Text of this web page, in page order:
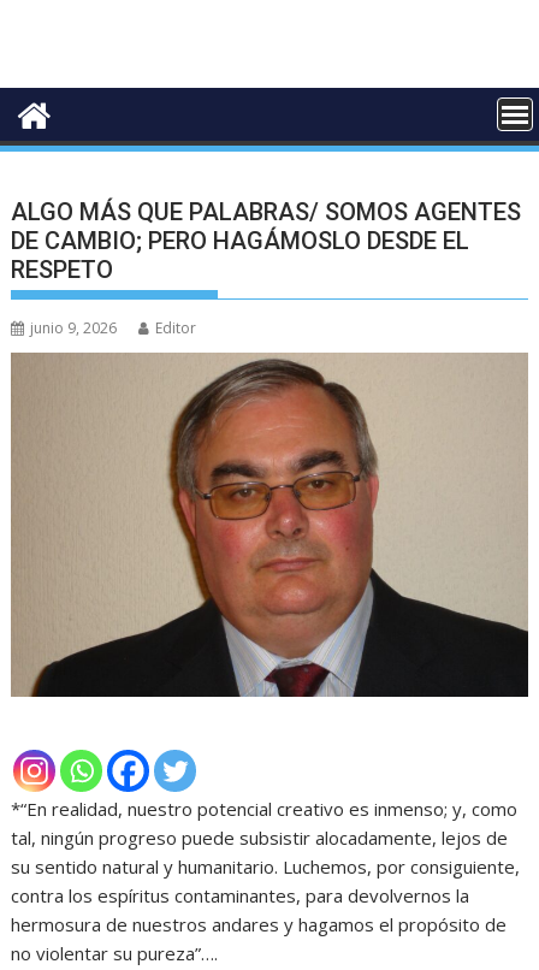
ALGO MÁS QUE PALABRAS/ SOMOS AGENTES
DE CAMBIO; PERO HAGÁMOSLO DESDE EL
RESPETO
junio 9, 2026 Editor
*“En realidad, nuestro potencial creativo es inmenso; y, como
tal, ningún progreso puede subsistir alocadamente, lejos de
su sentido natural y humanitario. Luchemos, por consiguiente,
contra los espíritus contaminantes, para devolvernos la
hermosura de nuestros andares y hagamos el propósito de
no violentar su pureza”….